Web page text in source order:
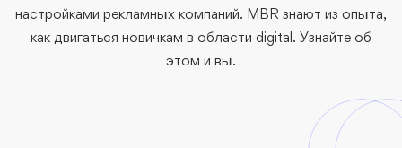
настройками рекламных компаний. MBR знают из опыта,
как двигаться новичкам в области digital. Узнайте об
этом и вы.